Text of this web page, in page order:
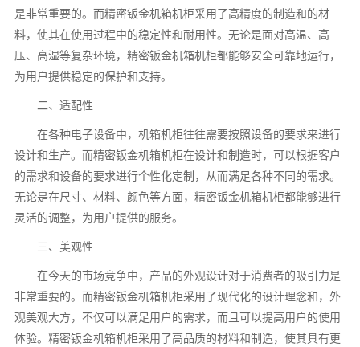
是非常重要的。而精密钣金机箱机柜采用了高精度的制造和的材
料，使其在使用过程中的稳定性和耐用性。无论是面对高温、高
压、高湿等复杂环境，精密钣金机箱机柜都能够安全可靠地运行，
为用户提供稳定的保护和支持。
二、适配性
在各种电子设备中，机箱机柜往往需要按照设备的要求来进行
设计和生产。而精密钣金机箱机柜在设计和制造时，可以根据客户
的需求和设备的要求进行个性化定制，从而满足各种不同的需求。
无论是在尺寸、材料、颜色等方面，精密钣金机箱机柜都能够进行
灵活的调整，为用户提供的服务。
三、美观性
在今天的市场竞争中，产品的外观设计对于消费者的吸引力是
非常重要的。而精密钣金机箱机柜采用了现代化的设计理念和，外
观美观大方，不仅可以满足用户的需求，而且可以提高用户的使用
体验。精密钣金机箱机柜采用了高品质的材料和制造，使其具有更